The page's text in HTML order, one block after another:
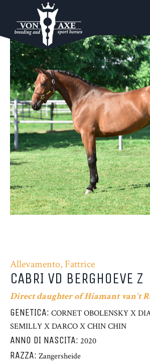
Allevamento, Fattrice
CABRI VD BERGHOEVE Z
Direct daughter of Hiamant van't
GENETICA: CORNET OBOLENSKY X
SEMILLY X DARCO X CHIN CHIN
ANNO DI NASCITA: 2020
RAZZA: Zangersheide